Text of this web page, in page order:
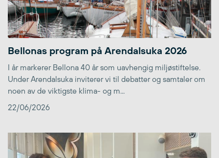
Bellonas program på Arendalsuka 2026
I år markerer Bellona 40 år som uavhengig miljøstiftelse.
Under Arendalsuka inviterer vi til debatter og samtaler om
noen av de viktigste klima- og m...
22/06/2026